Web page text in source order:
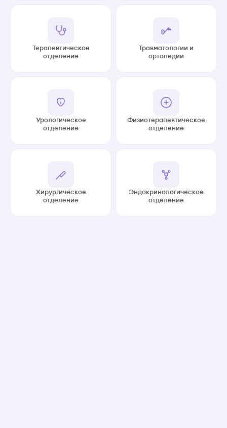
Терапевтическое
отделение
Травматологии и
ортопедии
Урологическое
отделение
Физиотерапевтическое
отделение
Хирургическое
отделение
Эндокринологическое
отделение